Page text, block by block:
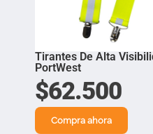
Tirantes De Alta
PortWest
$62.500
Compra ahora